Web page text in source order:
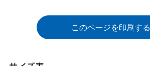
このページを印刷する